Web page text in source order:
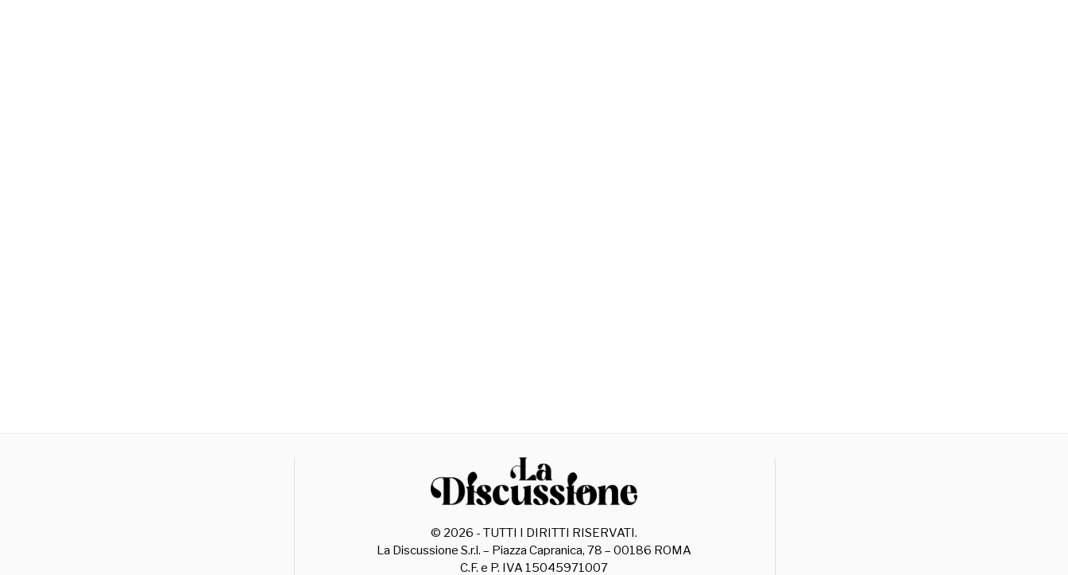
© 2026 - TUTTI I DIRITTI RISERVATI.
La Discussione S.r.l. – Piazza Capranica, 78 – 00186 ROMA
C.F. e P. IVA 15045971007